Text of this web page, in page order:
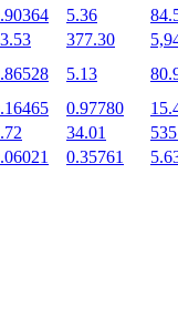
5.36
377.30
5.13
0.97780
34.01
0.35761